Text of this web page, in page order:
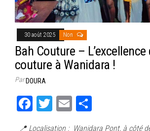
30 août 2025 Non
Bah Couture – L’excellence
couture à Wanidara !
ParDOURA
Fa
T
E
📍 Localisation : Wanidara Pont, à côté